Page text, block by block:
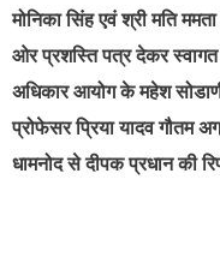
मोनिका सिंह एवं श्री मति ममता
ओर प्रशस्ति पत्र देकर
अधिकार आयोग के महेश
प्रोफेसर प्रिया यादव गौतम
धामनोद से दीपक प्रधान की